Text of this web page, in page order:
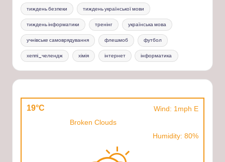
тиждень безпеки тиждень української мови
тиждень інформатики тренінг українська мова
учнівське самоврядування флешмоб футбол
хеппі_челендж хімія інтернет інформатика
19°C
Wind: 1mph E
Broken Clouds
Humidity: 80%